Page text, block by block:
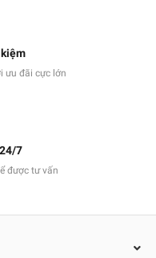
ưu đãi cực lớn
7
được tư vấn